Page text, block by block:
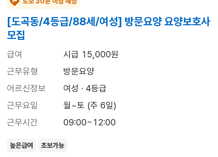
[도곡동/4등급/88세/여성] 방문요양 요양보호사
모집
급여
시급 15,000원
근무유형
방문요양
어르신정보
여성 · 4등급
근무요일
월~토 (주 6일)
근무시간
09:00~12:00
높은급여 초보가능